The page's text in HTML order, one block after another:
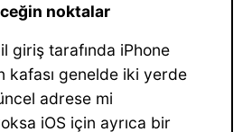
noktalar
giriş tarafında iPhone
kafası genelde iki yerde
adrese mi
iOS için ayrıca bir